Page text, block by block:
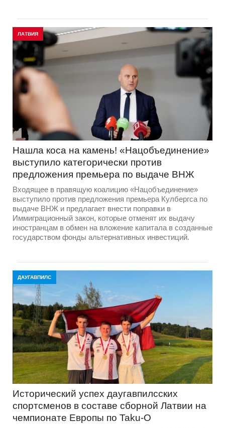
ЛАТВИЯ
Нашла коса на камень! «Нацобъединение»
выступило категорически против
предложения премьера по выдаче ВНЖ
Входящее в правящую коалицию «Нацобъединение»
выступило против предложения премьера Кулбергса по
выдаче ВНЖ и предлагает внести поправки в
Иммиграционный закон, которые отменят их выдачу
иностранцам в обмен на вложение капитала в созданные
государством фонды альтернативных инвестиций.
ДАУГАВПИЛС
Исторический успех даугавпилсских
спортсменов в составе сборной Латвии на
чемпионате Европы по Taku-O